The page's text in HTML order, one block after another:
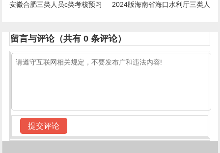
安徽合肥三类人员c类考核预习
2024版海南省海口水利厅三类人
留言与评论（共有0 条评论）